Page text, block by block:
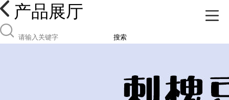
产品展厅
搜索